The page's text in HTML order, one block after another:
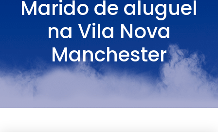
Marido de aluguel
na Vila Nova
Manchester